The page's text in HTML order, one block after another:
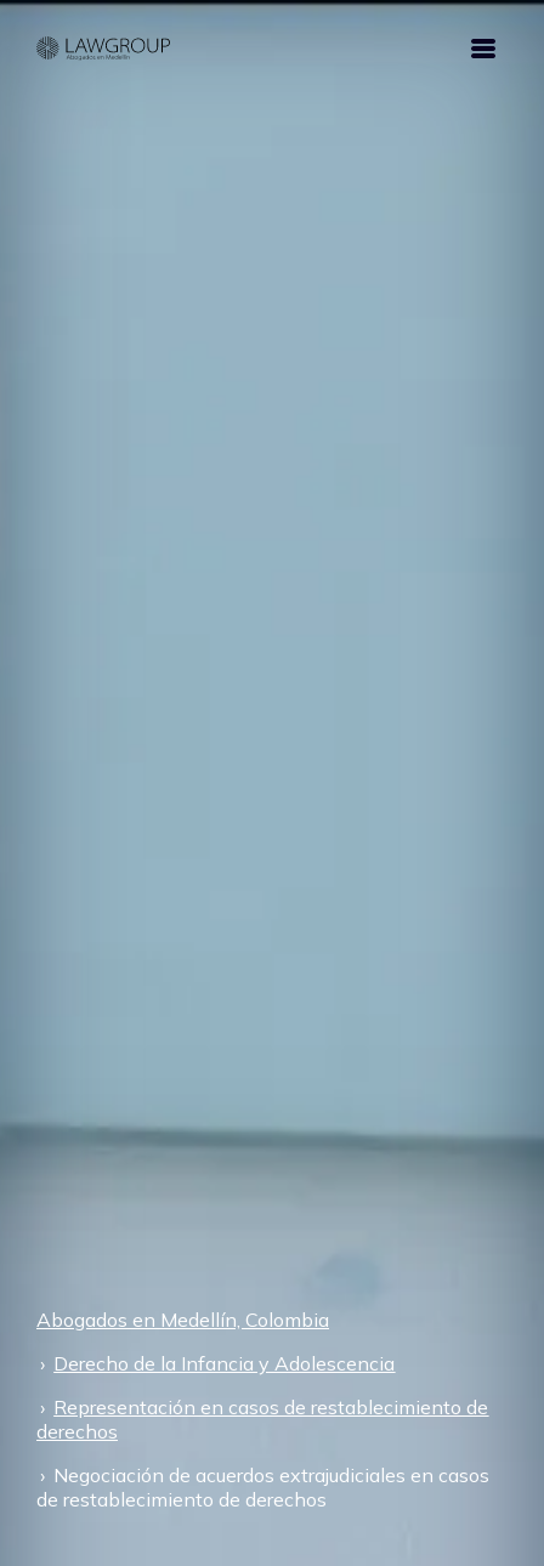
Abogados en Medellín, Colombia
Derecho de la Infancia y Adolescencia
Representación en casos de restablecimiento de
derechos
Negociación de acuerdos extrajudiciales en casos
de restablecimiento de derechos